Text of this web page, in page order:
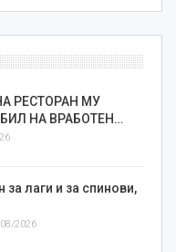
РЕСТОРАН МУ
НА ВРАБОТЕН…
лаги и за спинови,
2026